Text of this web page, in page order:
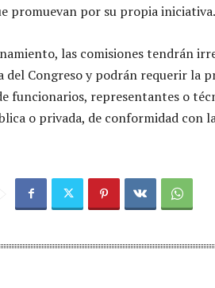
promuevan por su propia iniciativa.
las comisiones tendrán
del Congreso y podrán requerir la
funcionarios, representantes o
o privada, de conformidad con